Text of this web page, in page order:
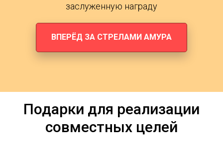
заслуженную награду
ВПЕРЁД ЗА СТРЕЛАМИ АМУРА
Подарки для реализации
совместных целей